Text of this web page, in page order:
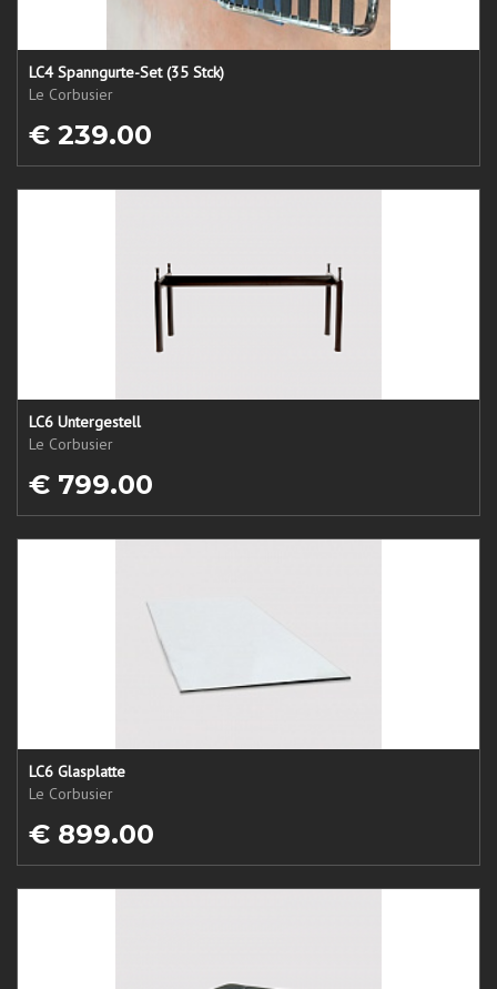
LC4 Spanngurte-Set (35 Stck)
Le Corbusier
€ 239.00
LC6 Untergestell
Le Corbusier
€ 799.00
LC6 Glasplatte
Le Corbusier
€ 899.00